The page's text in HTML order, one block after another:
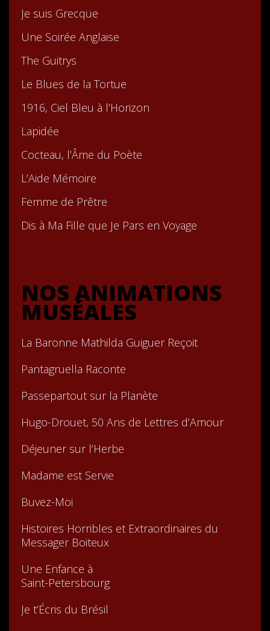
Je suis Grecque
Une Soirée Anglaise
The Guitrys
Le Blues de la Tortue
1916, Ciel Bleu à l’Horizon
Lapidée
Cocteau, l’Âme du Poète
L’Aide Mémoire
Femme de Prêtre
Dis à Ma Fille que Je Pars en Voyage
NOS ANIMATIONS
MUSÉALES
La Baronne Mathilda Guiguer Reçoit
Pantagruella Raconte
Passepartout sur la Planète
Hugo-Drouet, 50 Ans de Lettres d’Amour
Déjeuner sur l’Herbe
Madame est Servie
Buvez-Moi
Histoires Horribles et Extraordinaires du
Messager Boiteux
Une Enfance à
Saint-Petersbourg
Je t’Écris du Brésil